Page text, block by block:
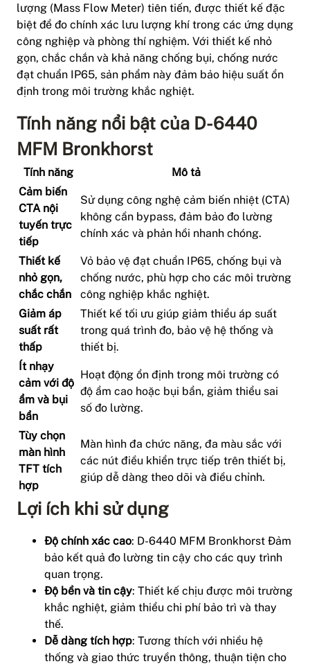
lượng (Mass Flow Meter) tiên tiến, được thiết kế đặc
biệt để đo chính xác lưu lượng khí trong các ứng dụng
công nghiệp và phòng thí nghiệm. Với thiết kế nhỏ
gọn, chắc chắn và khả năng chống bụi, chống nước
đạt chuẩn IP65, sản phẩm này đảm bảo hiệu suất ổn
định trong môi trường khắc nghiệt.
Tính năng nổi bật của D-6440
MFM Bronkhorst
Tính năng
Mô tả
Cảm biến
CTA nội
tuyến trực
tiếp
Sử dụng công nghệ cảm biến nhiệt (CTA)
không cần bypass, đảm bảo đo lường
chính xác và phản hồi nhanh chóng.
Thiết kế
nhỏ gọn,
chắc chắn
Vỏ bảo vệ đạt chuẩn IP65, chống bụi và
chống nước, phù hợp cho các môi trường
công nghiệp khắc nghiệt.
Giảm áp
suất rất
thấp
Thiết kế tối ưu giúp giảm thiểu áp suất
trong quá trình đo, bảo vệ hệ thống và
thiết bị.
Ít nhạy
cảm với độ
ẩm và bụi
bẩn
Hoạt động ổn định trong môi trường có
độ ẩm cao hoặc bụi bẩn, giảm thiểu sai
số đo lường.
Tùy chọn
màn hình
TFT tích
hợp
Màn hình đa chức năng, đa màu sắc với
các nút điều khiển trực tiếp trên thiết bị,
giúp dễ dàng theo dõi và điều chỉnh.
Lợi ích khi sử dụng
Độ chính xác cao: D-6440 MFM Bronkhorst Đảm
bảo kết quả đo lường tin cậy cho các quy trình
quan trọng.
Độ bền và tin cậy: Thiết kế chịu được môi trường
khắc nghiệt, giảm thiểu chi phí bảo trì và thay
thế.
Dễ dàng tích hợp: Tương thích với nhiều hệ
thống và giao thức truyền thông, thuận tiện cho